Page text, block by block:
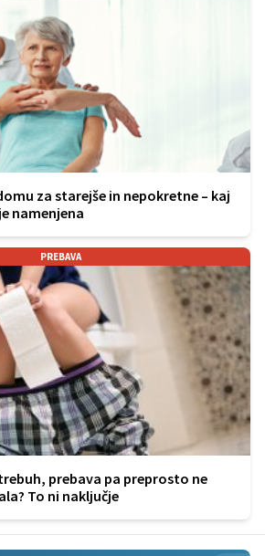
za starejše in nepokretne – kaj
namenjena
PREBAVA
prebava pa preprosto ne
To ni naključje